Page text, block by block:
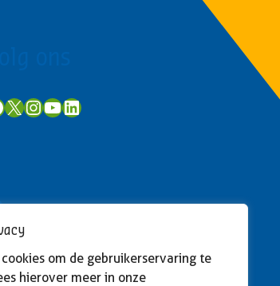
om de gebruikerservaring te
hierover meer in onze
X Instagram
YouTube
LinkedIn